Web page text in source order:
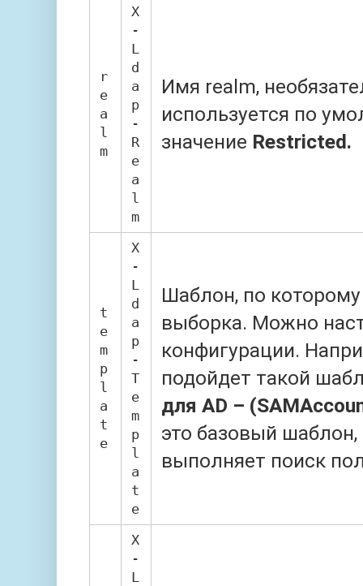
r
e
a
l
m
X
-
L
d
a
p
-
R
e
a
l
m
Имя realm,
используется по
значение Restricted.
t
e
m
p
l
a
t
e
X
-
L
d
a
p
-
T
e
m
p
l
a
t
e
Шаблон, по
выборка. Можно
конфигурации.
подойдет такой
для AD –
это базовый
выполняет поиск
X
-
L